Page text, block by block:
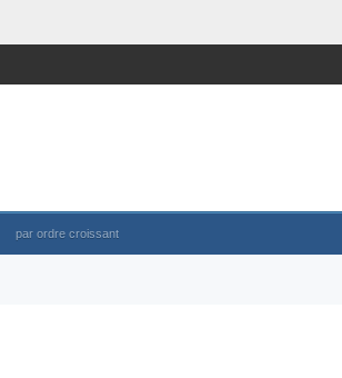
par ordre croissant